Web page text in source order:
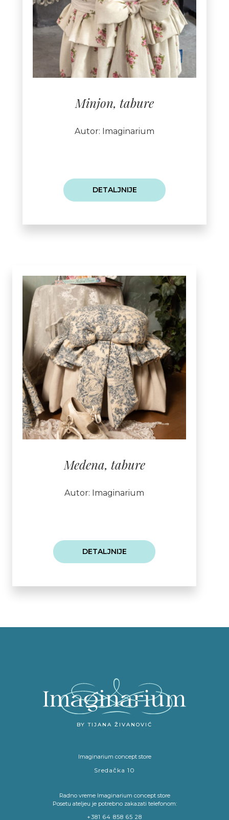
Minjon, tabure
Autor: Imaginarium
DETALJNIJE
Medena, tabure
Autor: Imaginarium
DETALJNIJE
BY TIJANA ŽIVANOVIĆ
Imaginarium concept store
Sredačka 10
Radno vreme Imaginarium concept store
Posetu ateljeu je potrebno zakazati telefonom:
+381 64 858 65 28